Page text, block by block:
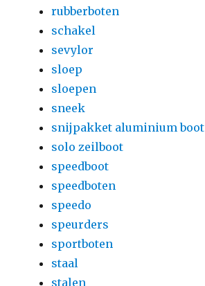
rubberboten
schakel
sevylor
sloep
sloepen
sneek
snijpakket aluminium boot
solo zeilboot
speedboot
speedboten
speedo
speurders
sportboten
staal
stalen